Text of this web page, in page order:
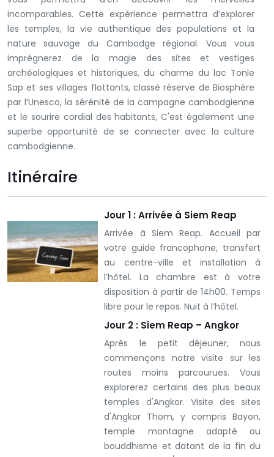
incomparables. Cette expérience permettra d’explorer
les temples, la vie authentique des populations et la
nature sauvage du Cambodge régional. Vous vous
imprégnerez de la magie des sites et vestiges
archéologiques et historiques, du charme du lac Tonle
Sap et ses villages flottants, classé réserve de Biosphère
par l’Unesco, la sérénité de la campagne cambodgienne
et le sourire cordial des habitants, C'est également une
superbe opportunité de se connecter avec la culture
cambodgienne.
Itinéraire
Jour 1 : Arrivée à Siem Reap
Arrivée à Siem Reap. Accueil par
votre guide francophone, transfert
au centre-ville et installation à
l’hôtel. La chambre est à votre
disposition à partir de 14h00. Temps
libre pour le repos. Nuit à l’hôtel.
Jour 2 : Siem Reap – Angkor
Après le petit déjeuner, nous
commençons notre visite sur les
routes moins parcourues. Vous
explorerez certains des plus beaux
temples d'Angkor. Visite des sites
d'Angkor Thom, y compris Bayon,
temple montagne adapté au
bouddhisme et datant de la fin du